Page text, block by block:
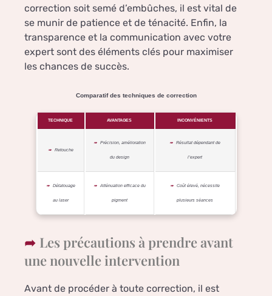
correction soit semé d’embûches, il est vital de
se munir de patience et de ténacité. Enfin, la
transparence et la communication avec votre
expert sont des éléments clés pour maximiser
les chances de succès.
Comparatif des techniques de correction
TECHNIQUE AVANTAGES INCONVÉNIENTS
Retouche
Précision, amélioration
du design
Résultat dépendant de
l’expert
Détatouage
au laser
Atténuation efficace du
pigment
Coût élevé, nécessite
plusieurs séances
Les précautions à prendre avant
une nouvelle intervention
Avant de procéder à toute correction, il est